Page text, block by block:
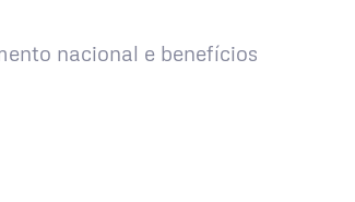
nacional e benefícios